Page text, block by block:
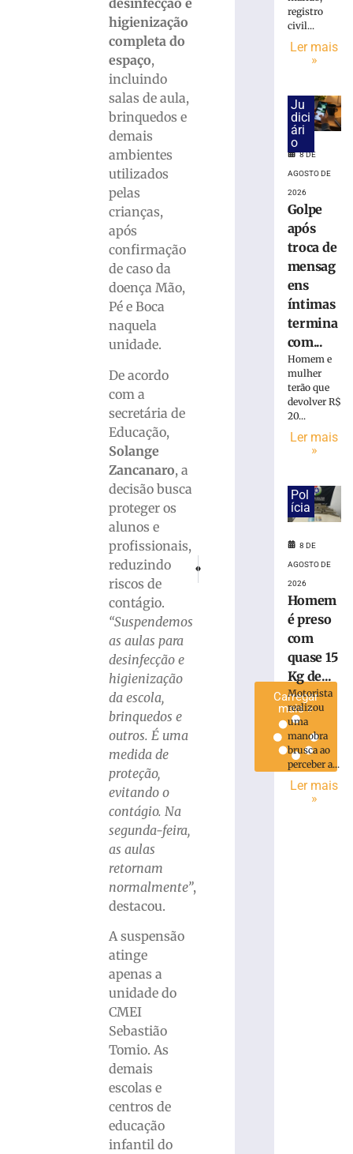
desinfecção e
higienização
completa do
espaço,
incluindo
salas de aula,
brinquedos e
demais
ambientes
utilizados
pelas
crianças,
após
confirmação
de caso da
doença Mão,
Pé e Boca
naquela
unidade.
De acordo
com a
secretária de
Educação,
Solange
Zancanaro, a
decisão busca
proteger os
alunos e
profissionais,
reduzindo
riscos de
contágio.
“Suspendemos
as aulas para
desinfecção e
higienização
da escola,
brinquedos e
outros. É uma
medida de
proteção,
evitando o
contágio. Na
segunda-feira,
as aulas
retornam
normalmente”,
destacou.
A suspensão
atinge
apenas a
unidade do
CMEI
Sebastião
Tomio. As
demais
escolas e
centros de
educação
infantil do
Brusque
supera
médias
estadual
nacional
2025
Semana
História
termina
nesta
sexta-
tradição
têxtil
Brusque
Carregar
mais »
registro
civil...
Ler mais
»
Ju
dici
ári
o
8 DE
AGOSTO DE
2026
Golpe
após
troca de
mensag
ens
íntimas
termina
com...
Homem e
mulher
terão que
devolver R$
20...
Ler mais
»
Pol
ícia
8 DE
AGOSTO DE
2026
Homem
é preso
com
quase 15
Kg de...
Motorista
realizou
uma
manobra
brusca ao
perceber a...
Ler mais
»